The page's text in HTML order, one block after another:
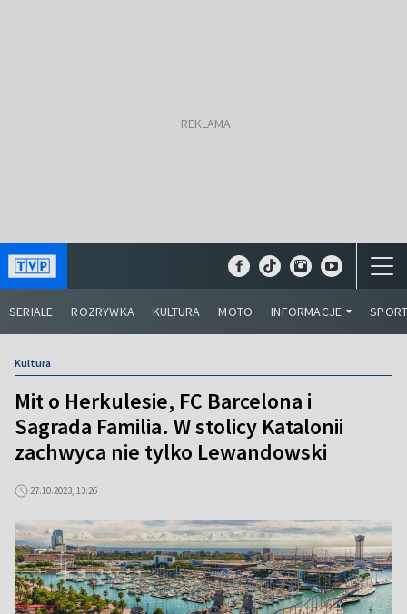
SERIALE ROZRYWKA KULTURA MOTO INFORMACJE
Kultura
Mit o Herkulesie, FC Barcelona i
Sagrada Familia. W stolicy Katalonii
zachwyca nie tylko Lewandowski
27.10.2023, 13:26